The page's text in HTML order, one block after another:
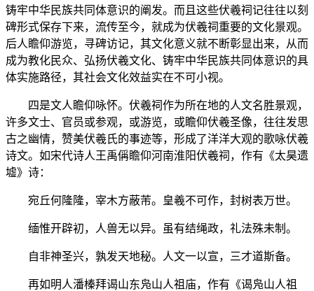
铸牢中华民族共同体意识的阐发。而且这些伏羲祠记往往以刻
碑形式保存下来，流传至今，就成为伏羲祠重要的文化景观。
后人瞻仰游览，寻碑访记，其文化意义就不断彰显出来，从而
成为教化民众、弘扬伏羲文化、铸牢中华民族共同体意识的具
体实施路径，其社会文化效益实在不可小视。
四是文人瞻仰咏怀。伏羲祠作为所在地的人文名胜景观，
许多文士、官员或参观，或游览，或瞻仰伏羲圣像，往往发思
古之幽情，赞美伏羲氏的事迹等，形成了洋洋大观的歌咏伏羲
诗文。如宋代诗人王禹偁瞻仰河南淮阳伏羲祠，作有《太昊遗
墟》诗：
宛丘何隆隆，宰木方蔽芾。皇羲不可作，封树表万世。
缅惟开辟初，人兽无以异。虽有结绳政，礼法殊未制。
自非神圣兴，孰发天地秘。人文一以宣，三才道斯备。
再如明人潘榛拜谒山东凫山人祖庙，作有《谒凫山人祖